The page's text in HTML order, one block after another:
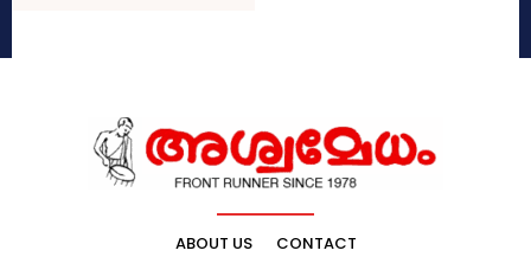
ABOUT US CONTACT